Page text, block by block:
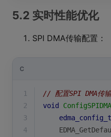
5.2 实时性能优化
SPI DMA传输配置：
C
1
// 配置SPI DMA传
2
void ConfigSPIDMA
3
edma_config_t
4